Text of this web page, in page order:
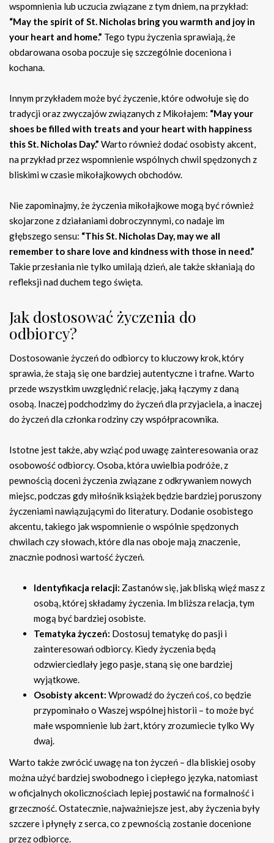
wspomnienia lub uczucia związane z tym dniem, na przykład:
“May the spirit of St. Nicholas bring you warmth and joy in
your heart and home.” Tego typu życzenia sprawiają, że
obdarowana osoba poczuje się szczególnie doceniona i
kochana.
Innym przykładem może być życzenie, które odwołuje się do
tradycji oraz zwyczajów związanych z Mikołajem: “May your
shoes be filled with treats and your heart with happiness
this St. Nicholas Day.” Warto również dodać osobisty akcent,
na przykład przez wspomnienie wspólnych chwil spędzonych z
bliskimi w czasie mikołajkowych obchodów.
Nie zapominajmy, że życzenia mikołajkowe mogą być również
skojarzone z działaniami dobroczynnymi, co nadaje im
głębszego sensu: “This St. Nicholas Day, may we all
remember to share love and kindness with those in need.”
Takie przesłania nie tylko umilają dzień, ale także skłaniają do
refleksji nad duchem tego święta.
Jak dostosować życzenia do
odbiorcy?
Dostosowanie życzeń do odbiorcy to kluczowy krok, który
sprawia, że stają się one bardziej autentyczne i trafne. Warto
przede wszystkim uwzględnić relację, jaką łączymy z daną
osobą. Inaczej podchodzimy do życzeń dla przyjaciela, a inaczej
do życzeń dla członka rodziny czy współpracownika.
Istotne jest także, aby wziąć pod uwagę zainteresowania oraz
osobowość odbiorcy. Osoba, która uwielbia podróże, z
pewnością doceni życzenia związane z odkrywaniem nowych
miejsc, podczas gdy miłośnik książek będzie bardziej poruszony
życzeniami nawiązującymi do literatury. Dodanie osobistego
akcentu, takiego jak wspomnienie o wspólnie spędzonych
chwilach czy słowach, które dla nas oboje mają znaczenie,
znacznie podnosi wartość życzeń.
Identyfikacja relacji: Zastanów się, jak bliską więź masz z
osobą, której składamy życzenia. Im bliższa relacja, tym
mogą być bardziej osobiste.
Tematyka życzeń: Dostosuj tematykę do pasji i
zainteresowań odbiorcy. Kiedy życzenia będą
odzwierciedlały jego pasje, staną się one bardziej
wyjątkowe.
Osobisty akcent: Wprowadź do życzeń coś, co będzie
przypominało o Waszej wspólnej historii – to może być
małe wspomnienie lub żart, który zrozumiecie tylko Wy
dwaj.
Warto także zwrócić uwagę na ton życzeń – dla bliskiej osoby
można użyć bardziej swobodnego i ciepłego języka, natomiast
w oficjalnych okolicznościach lepiej postawić na formalność i
grzeczność. Ostatecznie, najważniejsze jest, aby życzenia były
szczere i płynęły z serca, co z pewnością zostanie docenione
przez odbiorcę.